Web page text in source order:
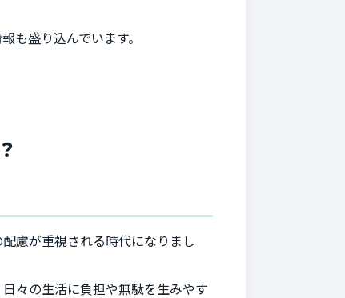
も盛り込んでいます。
慮が重視される時代になりまし
々の生活に負担や無駄を生みやす